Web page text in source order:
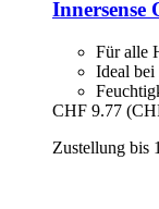
Innersense
Für alle
Ideal bei
CHF 9.77
Zustellung bis